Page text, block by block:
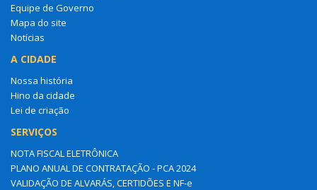
Equipe de Governo
Mapa do site
Notícias
A CIDADE
Nossa história
Hino da cidade
Lei de criação
SERVIÇOS
NOTA FISCAL ELETRÔNICA
PLANO ANUAL DE CONTRATAÇÃO - PCA 2024
VALIDAÇÃO DE ALVARÁS, CERTIDÕES E NF-e